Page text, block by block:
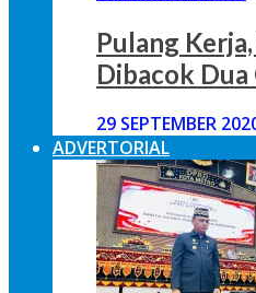
Pulang
Dibacok
29 SEPTEMBER
ADVERTORIAL